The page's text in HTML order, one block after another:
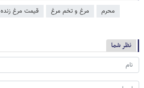
محرم مرغ و تخم مرغ قیمت مرغ زنده
نظر شما